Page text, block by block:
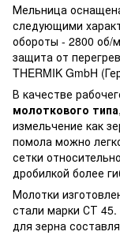
Мельница
следующими
обороты - 2800 об/
защита от
THERMIK GmbH
В качестве
молоткового типа
измельчение как
помола можно
сетки
дробилкой более
Молотки
стали марки СТ
для зерна